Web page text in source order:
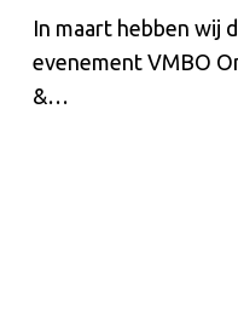
In maart hebben wij
evenement VMBO
&…